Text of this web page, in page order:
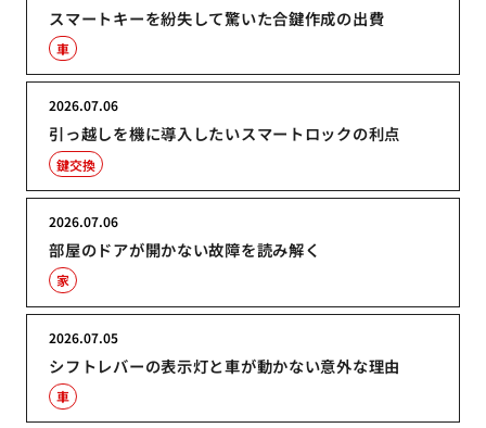
スマートキーを紛失して驚いた合鍵作成の出費
車
引っ越しを機に導入したいスマートロックの利点
2026.07.06
鍵交換
部屋のドアが開かない故障を読み解く
2026.07.06
家
シフトレバーの表示灯と車が動かない意外な理由
2026.07.05
車